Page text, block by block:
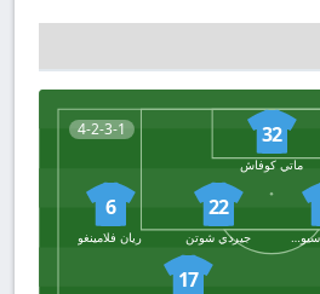
4-2-3-1 32
ماتي كوفاش
ياريك جاسيوروفسكي
22
جيردي شوتن
6
ريان فلامينغو
17